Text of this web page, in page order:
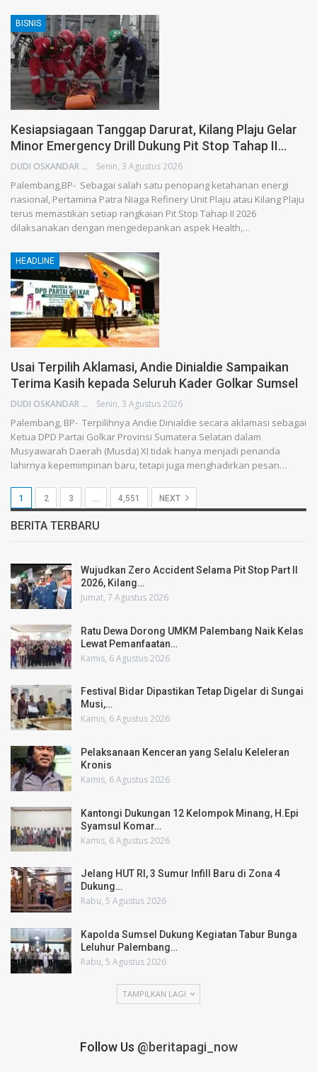
BISNIS
Kesiapsiagaan Tanggap Darurat, Kilang Plaju Gelar
Minor Emergency Drill Dukung Pit Stop Tahap II…
DUDI OSKANDAR Senin, 3 Agustus 2026
Palembang,BP- Sebagai salah satu penopang ketahanan energi
nasional, Pertamina Patra Niaga Refinery Unit Plaju atau Kilang Plaju
terus memastikan setiap rangkaian Pit Stop Tahap II 2026
dilaksanakan dengan mengedepankan aspek Health,…
HEADLINE
Usai Terpilih Aklamasi, Andie Dinialdie Sampaikan
Terima Kasih kepada Seluruh Kader Golkar Sumsel
DUDI OSKANDAR Senin, 3 Agustus 2026
Palembang, BP- Terpilihnya Andie Dinialdie secara aklamasi sebagai
Ketua DPD Partai Golkar Provinsi Sumatera Selatan dalam
Musyawarah Daerah (Musda) XI tidak hanya menjadi penanda
lahirnya kepemimpinan baru, tetapi juga menghadirkan pesan…
1 2 3 … 4,551 NEXT
BERITA TERBARU
Wujudkan Zero Accident Selama Pit Stop Part II
2026, Kilang…
Jumat, 7 Agustus 2026
Ratu Dewa Dorong UMKM Palembang Naik Kelas
Lewat Pemanfaatan…
Kamis, 6 Agustus 2026
Festival Bidar Dipastikan Tetap Digelar di Sungai
Musi,…
Kamis, 6 Agustus 2026
Pelaksanaan Kenceran yang Selalu Keleleran
Kronis
Kamis, 6 Agustus 2026
Kantongi Dukungan 12 Kelompok Minang, H.Epi
Syamsul Komar…
Kamis, 6 Agustus 2026
Jelang HUT RI, 3 Sumur Infill Baru di Zona 4
Dukung…
Rabu, 5 Agustus 2026
Kapolda Sumsel Dukung Kegiatan Tabur Bunga
Leluhur Palembang…
Rabu, 5 Agustus 2026
TAMPILKAN LAGI
Follow Us @beritapagi_now